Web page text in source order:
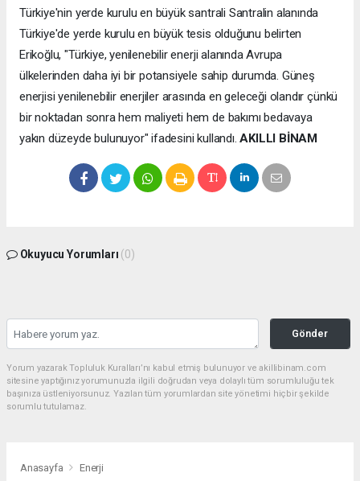
Türkiye'nin yerde kurulu en büyük santrali Santralin alanında
Türkiye'de yerde kurulu en büyük tesis olduğunu belirten
Erikoğlu, "Türkiye, yenilenebilir enerji alanında Avrupa
ülkelerinden daha iyi bir potansiyele sahip durumda. Güneş
enerjisi yenilenebilir enerjiler arasında en geleceği olandır çünkü
bir noktadan sonra hem maliyeti hem de bakımı bedavaya
yakın düzeyde bulunuyor" ifadesini kullandı.AKILLI BİNAM
Okuyucu Yorumları (0)
Gönder
Yorum yazarak Topluluk Kuralları’nı kabul etmiş bulunuyor ve akillibinam.com
sitesine yaptığınız yorumunuzla ilgili doğrudan veya dolaylı tüm sorumluluğu tek
başınıza üstleniyorsunuz. Yazılan tüm yorumlardan site yönetimi hiçbir şekilde
sorumlu tutulamaz.
Anasayfa Enerji